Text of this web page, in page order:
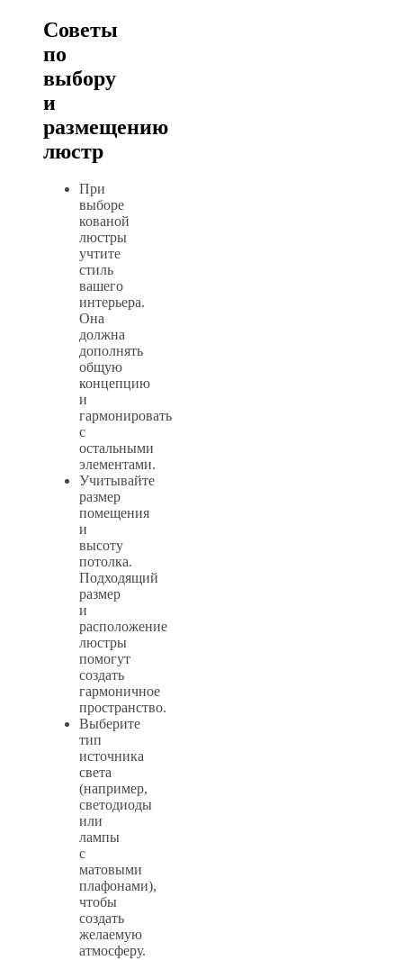
Советы
по
выбору
и
размещению
люстр
При
выборе
кованой
люстры
учтите
стиль
вашего
интерьера.
Она
должна
дополнять
общую
концепцию
и
гармонировать
с
остальными
элементами.
Учитывайте
размер
помещения
и
высоту
потолка.
Подходящий
размер
и
расположение
люстры
помогут
создать
гармоничное
пространство.
Выберите
тип
источника
света
(например,
светодиоды
или
лампы
с
матовыми
плафонами),
чтобы
создать
желаемую
атмосферу.